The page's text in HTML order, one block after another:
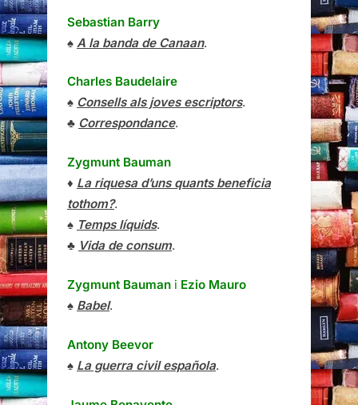
Sebastian Barry
♠ A la banda de Canaan.
Charles Baudelaire
♠ Consells als joves escriptors.
♣ Correspondance.
Zygmunt Bauman
♦ La riquesa d’uns quants beneficia
tothom?.
♠ Temps líquids.
♣ Vida de consum.
Zygmunt Bauman i Ezio Mauro
♠ Babel.
Antony Beevor
♠ La guerra civil española.